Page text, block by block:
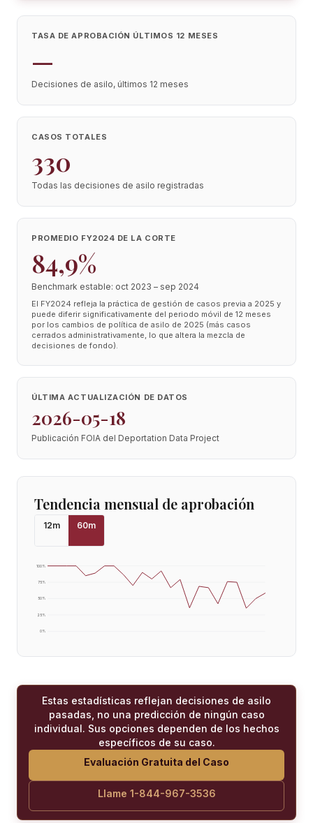
TASA DE APROBACIÓN ÚLTIMOS 12 MESES
—
Decisiones de asilo, últimos 12 meses
CASOS TOTALES
330
Todas las decisiones de asilo registradas
PROMEDIO FY2024 DE LA CORTE
84,9%
Benchmark estable: oct 2023 – sep 2024
El FY2024 refleja la práctica de gestión de casos previa a 2025 y
puede diferir significativamente del periodo móvil de 12 meses
por los cambios de política de asilo de 2025 (más casos
cerrados administrativamente, lo que altera la mezcla de
decisiones de fondo).
ÚLTIMA ACTUALIZACIÓN DE DATOS
2026-05-18
Publicación FOIA del Deportation Data Project
Tendencia mensual de aprobación
12m 60m
0%
25%
50%
75%
100%
Estas estadísticas reflejan decisiones de asilo
pasadas, no una predicción de ningún caso
individual. Sus opciones dependen de los hechos
específicos de su caso.
Evaluación Gratuita del Caso
Llame 1-844-967-3536